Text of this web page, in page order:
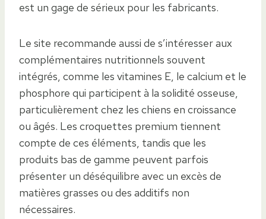
est un gage de sérieux pour les fabricants.
Le site recommande aussi de s’intéresser aux
complémentaires nutritionnels souvent
intégrés, comme les vitamines E, le calcium et le
phosphore qui participent à la solidité osseuse,
particulièrement chez les chiens en croissance
ou âgés. Les croquettes premium tiennent
compte de ces éléments, tandis que les
produits bas de gamme peuvent parfois
présenter un déséquilibre avec un excès de
matières grasses ou des additifs non
nécessaires.